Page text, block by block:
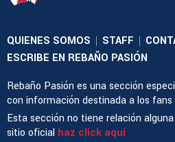
QUIENES SOMOS | STAFF |
ESCRIBE EN REBAÑO PASIÓN
Rebaño Pasión es una sección
con información destinada a los fans
Esta sección no tiene relación
sitio oficial haz click aquí